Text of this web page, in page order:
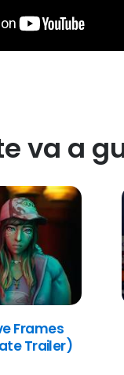
va a
Frames
Trailer)